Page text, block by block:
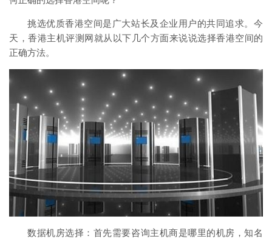
挑选优质香港空间是广大站长及企业用户的共同追求。今
天，香港主机评测网就从以下几个方面来说说选择香港空间的
正确方法。
数据机房选择：首先需要咨询主机商是哪里的机房，知名